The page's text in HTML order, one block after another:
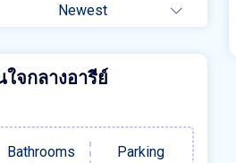
Newest
ใจกลางอารีย์
Bathrooms
Parking